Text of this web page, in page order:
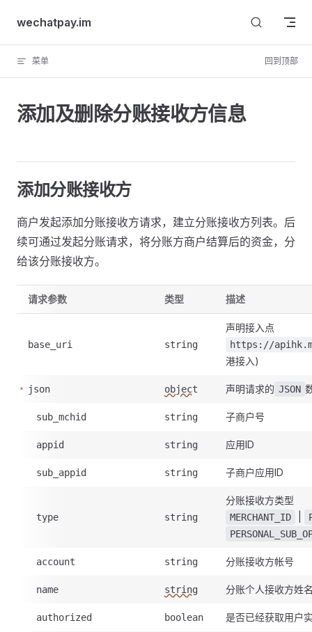
Skip to content
wechatpay.im
菜单 回到顶部
添加及删除分账接收方信息
添加分账接收方
商户发起添加分账接收方请求，建立分账接收方列表。后
续可通过发起分账请求，将分账方商户结算后的资金，分
给该分账接收方。
请求参数 类型 描述
base_uri string
声明接入点
https://
港接入)
json object 声明请求的 JSON
sub_mchid string 子商户号
appid string 应用ID
sub_appid string 子商户应用ID
type string
分账接收方类型
MERCHANT_ID
account string 分账接收方帐号
name string 分账个人接收方姓
authorized boolean 是否已经获取用户